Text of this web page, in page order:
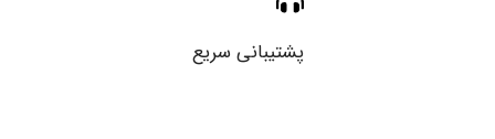
پشتیبانی سریع